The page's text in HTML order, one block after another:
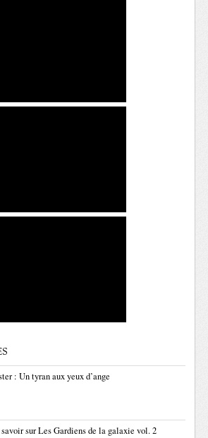
: Un tyran aux yeux d’ange
savoir sur Les Gardiens de la galaxie vol. 2